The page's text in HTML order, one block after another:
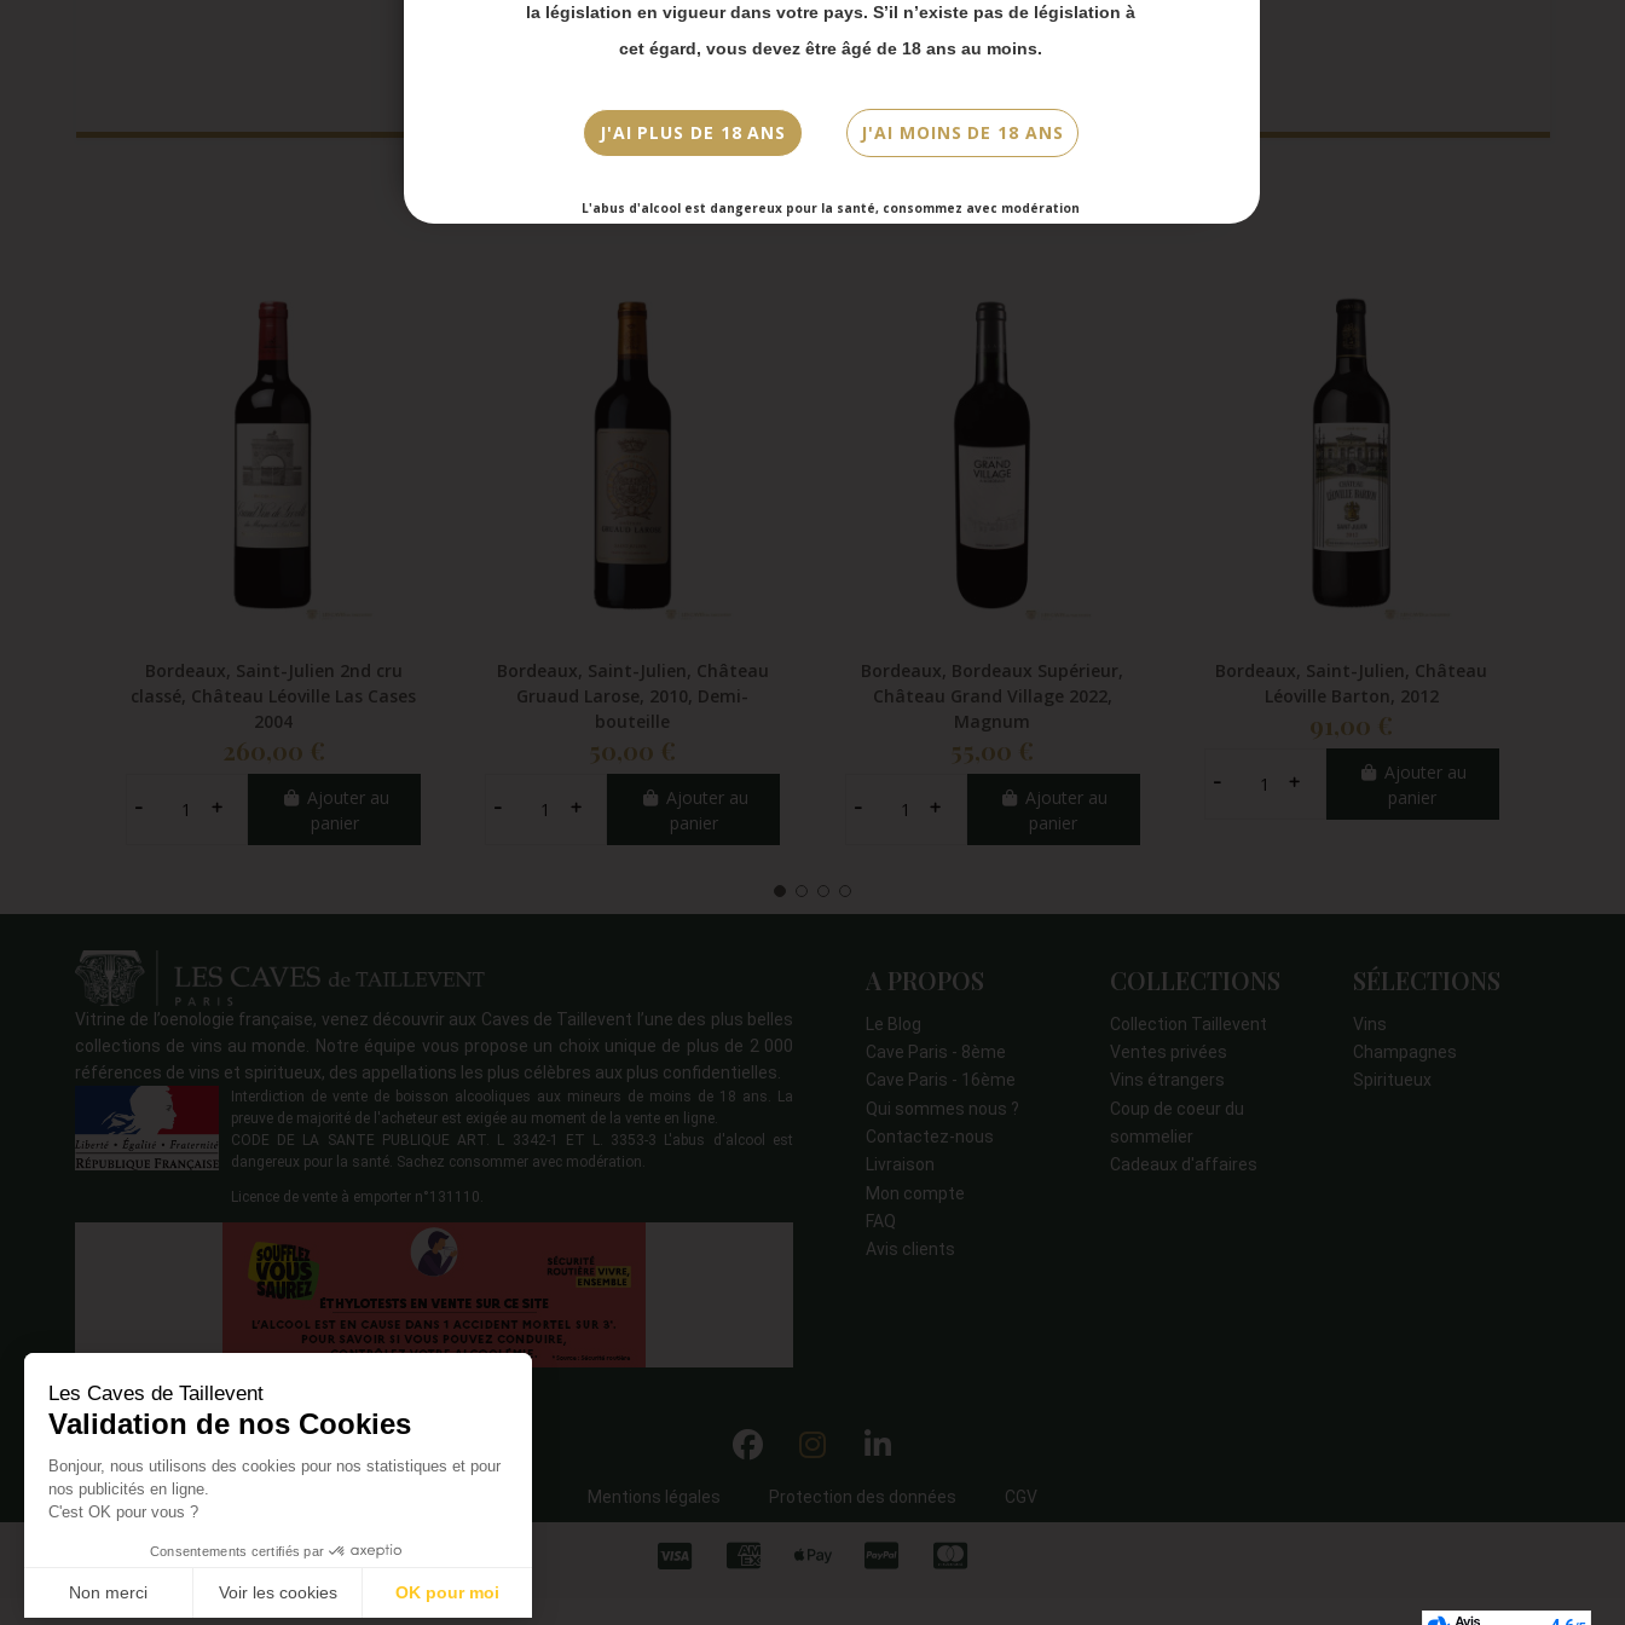
la législation en vigueur dans votre pays. S’il n’existe pas de législation à
cet égard, vous devez être âgé de 18 ans au moins.
J'AI PLUS DE 18 ANS J'AI MOINS DE 18 ANS
L'abus d'alcool est dangereux pour la santé, consommez avec modération
Bordeaux, Saint-Julien 2nd cru
classé, Château Léoville Las Cases
2004
260,00 €
Ajouter au
panier
Bordeaux, Saint-Julien, Château
Gruaud Larose, 2010, Demi-
bouteille
50,00 €
Ajouter au
panier
Bordeaux, Bordeaux Supérieur,
Château Grand Village 2022,
Magnum
55,00 €
Ajouter au
panier
Bordeaux, Saint-Julien, Château
Léoville Barton, 2012
91,00 €
Ajouter au
panier
Vitrine de l’oenologie française, venez découvrir aux Caves de Taillevent l’une des plus belles
collections de vins au monde. Notre équipe vous propose un choix unique de plus de 2 000
références de vins et spiritueux, des appellations les plus célèbres aux plus confidentielles.
Interdiction de vente de boisson alcooliques aux mineurs de moins de 18 ans. La
preuve de majorité de l'acheteur est exigée au moment de la vente en ligne.
CODE DE LA SANTE PUBLIQUE ART. L 3342-1 ET L. 3353-3 L'abus d'alcool est
dangereux pour la santé. Sachez consommer avec modération.
Licence de vente à emporter n°131110.
A PROPOS
Le Blog
Cave Paris - 8ème
Cave Paris - 16ème
Qui sommes nous ?
Contactez-nous
Livraison
Mon compte
FAQ
Avis clients
COLLECTIONS
Collection Taillevent
Ventes privées
Vins étrangers
Coup de coeur du
sommelier
Cadeaux d'affaires
SÉLECTIONS
Vins
Champagnes
Spiritueux
Mentions légales Protection des données CGV
Les Caves de Taillevent
Validation de nos Cookies
Bonjour, nous utilisons des cookies pour nos statistiques et pour
nos publicités en ligne.
C'est OK pour vous ?
Consentements certifiés par
Non merci Voir les cookies
OK pour moi
Merci de bien prendre en compte :
Les envois Chronopost reprendront à partir du 31 août.
Honoré et cave Victor Hugo) seront disponibles à partir du 4
septembre.